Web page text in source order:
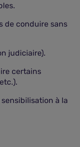
de conduire sans
judiciaire).
certains
à la